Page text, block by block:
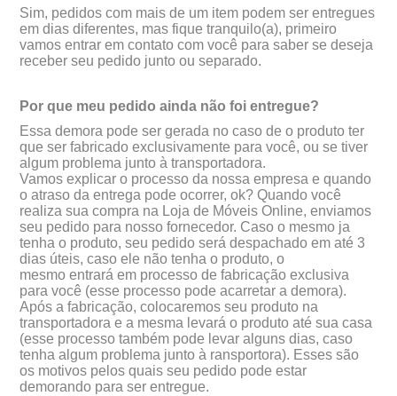
Sim, pedidos com mais de um item podem ser entregues
em dias diferentes, mas fique tranquilo(a), primeiro
vamos entrar em contato com você para saber se deseja
receber seu pedido junto ou separado.
Por que meu pedido ainda não foi entregue?
Essa demora pode ser gerada no caso de o produto ter
que ser fabricado exclusivamente para você, ou se tiver
algum problema junto à transportadora.
Vamos explicar o processo da nossa empresa e quando
o atraso da entrega pode ocorrer, ok? Quando você
realiza sua compra na Loja de Móveis Online, enviamos
seu pedido para nosso fornecedor. Caso o mesmo ja
tenha o produto, seu pedido será despachado em até 3
dias úteis, caso ele não tenha o produto, o
mesmo entrará em processo de fabricação exclusiva
para você (esse processo pode acarretar a demora).
Após a fabricação, colocaremos seu produto na
transportadora e a mesma levará o produto até sua casa
(esse processo também pode levar alguns dias, caso
tenha algum problema junto à ransportora). Esses são
os motivos pelos quais seu pedido pode estar
demorando para ser entregue.